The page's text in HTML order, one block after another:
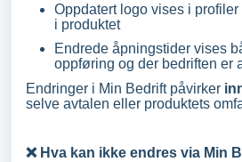
Oppdatert logo vises i
i produktet
Endrede åpningstider vises
oppføring og der bedriften er
Endringer i Min Bedrift påvirker
selve avtalen eller produktets
❌ Hva kan ikke endres via Min